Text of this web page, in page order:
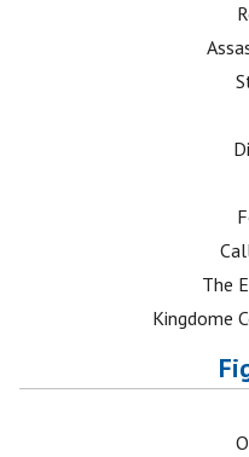
The
Kingdome